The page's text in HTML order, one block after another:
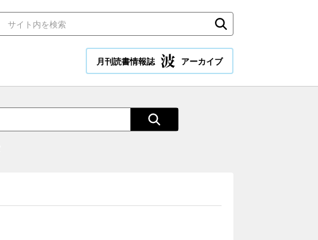
月刊読書情報誌 アーカイブ